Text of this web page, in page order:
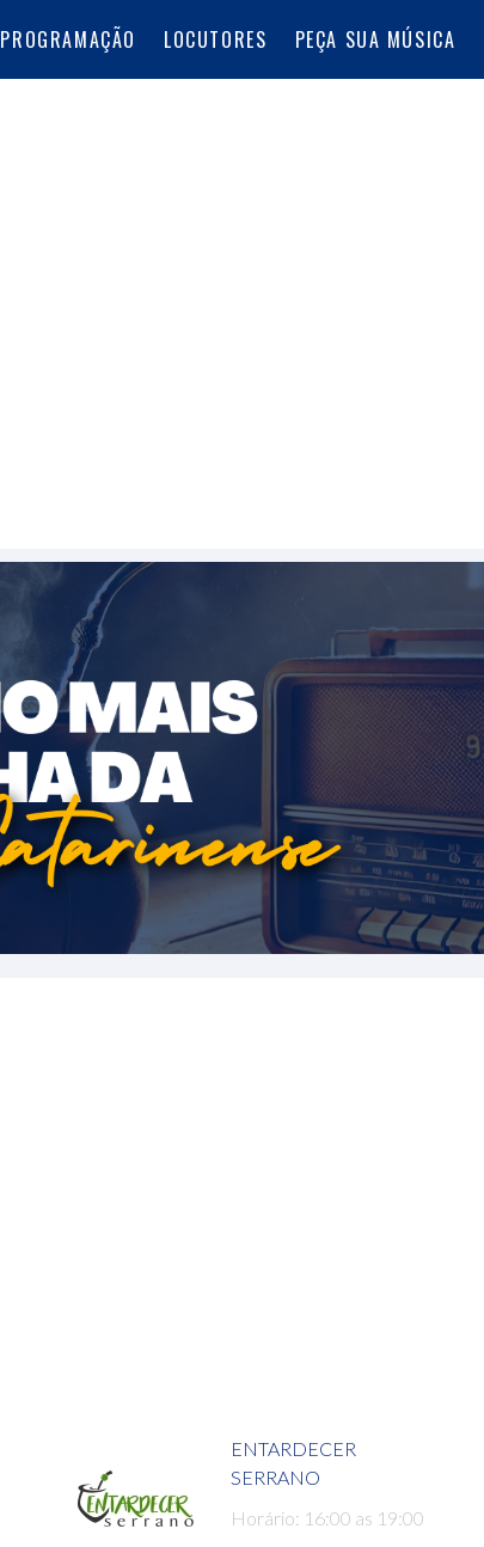
PROGRAMAÇÃO LOCUTORES PEÇA SUA MÚSICA
ENTARDECER
SERRANO
Horário: 16:00 as 19:00